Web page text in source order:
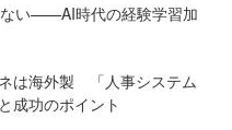
い——AI時代の経験学習加
は海外製 「人事システム
成功のポイント